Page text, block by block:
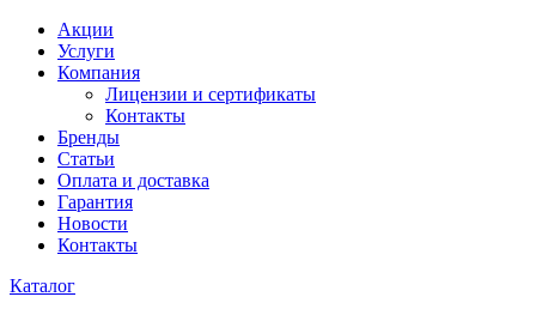
Акции
Услуги
Компания
Лицензии и сертификаты
Контакты
Бренды
Статьи
Оплата и доставка
Гарантия
Новости
Контакты
Каталог